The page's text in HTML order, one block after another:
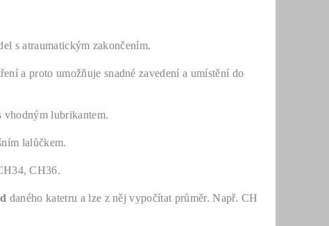
s atraumatickým zakončením.
a proto umožňuje snadné zavedení a umístění do
vhodným lubrikantem.
lalůčkem.
CH36.
daného katetru a lze z něj vypočítat průměr. Např. CH